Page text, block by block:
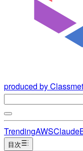
produced by
TrendingAWSClaude
目次